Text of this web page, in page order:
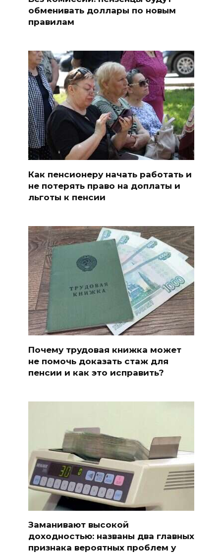
обменивать доллары по новым
правилам
Как пенсионеру начать работать и
не потерять право на доплаты и
льготы к пенсии
Почему трудовая книжка может
не помочь доказать стаж для
пенсии и как это исправить?
Заманивают высокой
доходностью: названы два главных
признака вероятных проблем у